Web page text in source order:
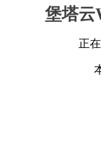
堡塔云
正